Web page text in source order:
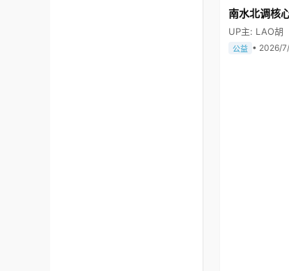
南水北调核
UP主: LAO胡
公益 • 2026/